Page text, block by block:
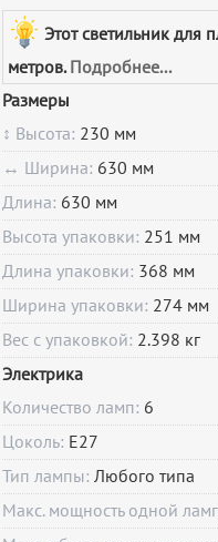
Этот светильник для
метров. Подробнее...
Размеры
↕ Высота: 230 мм
↔ Ширина: 630 мм
Длина: 630 мм
Высота упаковки: 251 мм
Длина упаковки: 368 мм
Ширина упаковки: 274 мм
Вес с упаковкой: 2.398 кг
Электрика
Количество ламп: 6
Цоколь: E27
Тип лампы:Любого типа
Макс. мощность одной